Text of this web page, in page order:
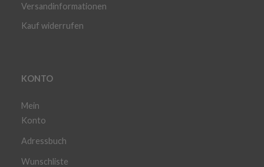
Versandinformationen
Kauf widerrufen
KONTO
Mein
Konto
Adressbuch
Wunschliste